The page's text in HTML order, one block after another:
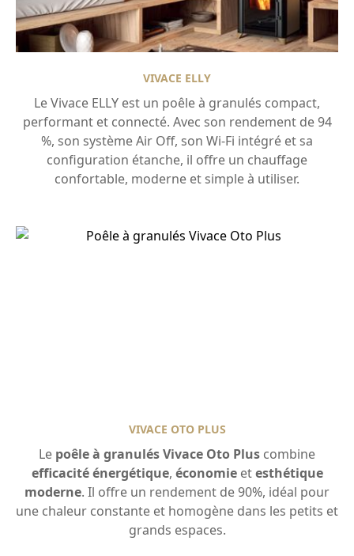
VIVACE ELLY
Le Vivace ELLY est un poêle à granulés compact,
performant et connecté. Avec son rendement de 94
%, son système Air Off, son Wi-Fi intégré et sa
configuration étanche, il offre un chauffage
confortable, moderne et simple à utiliser.
VIVACE OTO PLUS
Le poêle à granulés Vivace Oto Plus combine
efficacité énergétique, économieetesthétique
moderne. Il offre un rendement de 90%, idéal pour
une chaleur constante et homogène dans les petits et
grands espaces.